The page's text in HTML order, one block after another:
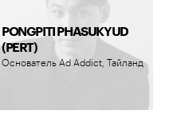
PONGPITI PHASUKYUD
(PERT)
Основатель Ad Addict, Тайланд